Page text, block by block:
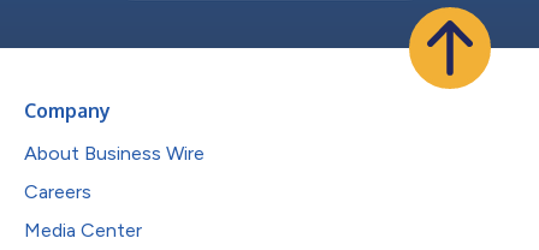
Company
About Business Wire
Careers
Media Center